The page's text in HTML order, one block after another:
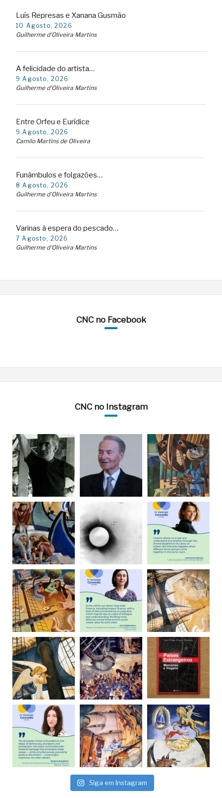
Luís Represas e Xanana Gusmão
10 Agosto, 2026
Guilherme d'Oliveira Martins
A felicidade do artista…
9 Agosto, 2026
Guilherme d'Oliveira Martins
Entre Orfeu e Eurídice
9 Agosto, 2026
Camilo Martins de Oliveira
Funâmbulos e folgazões…
8 Agosto, 2026
Guilherme d'Oliveira Martins
Varinas à espera do pescado…
7 Agosto, 2026
Guilherme d'Oliveira Martins
CNC no Facebook
CNC no Instagram
Siga em Instagram